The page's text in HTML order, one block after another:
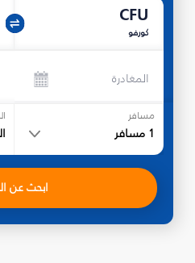
CFU
كورفو
المغادرة
مسافر
1 مسافر
ابحث عن